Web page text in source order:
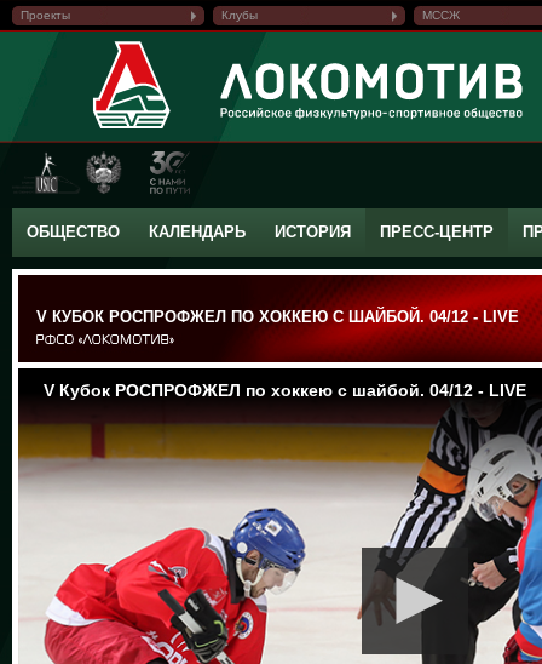
Проекты Клубы МССЖ
ОБЩЕСТВО КАЛЕНДАРЬ ИСТОРИЯ ПРЕСС-ЦЕНТР
V КУБОК РОСПРОФЖЕЛ ПО ХОККЕЮ С ШАЙБОЙ. 04/12 - LIVE